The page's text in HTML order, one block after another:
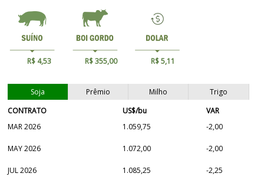
R$ 4,53 R$ 355,00 R$ 5,11
Soja Prêmio Milho
Trigo
CONTRATO
US$/bu
VAR
MAR 2026
1.059,75 -2,00
MAY 2026 1.072,00 -2,00
JUL 2026 1.085,25 -2,25